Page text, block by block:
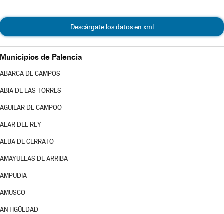
Descárgate los datos en xml
Municipios de Palencia
ABARCA DE CAMPOS
ABIA DE LAS TORRES
AGUILAR DE CAMPOO
ALAR DEL REY
ALBA DE CERRATO
AMAYUELAS DE ARRIBA
AMPUDIA
AMUSCO
ANTIGÜEDAD